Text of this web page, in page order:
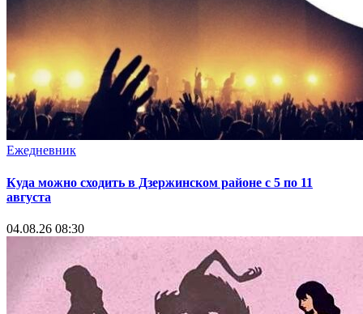
Ежедневник
Куда можно сходить в Дзержинском районе с 5 по 11
августа
04.08.26 08:30